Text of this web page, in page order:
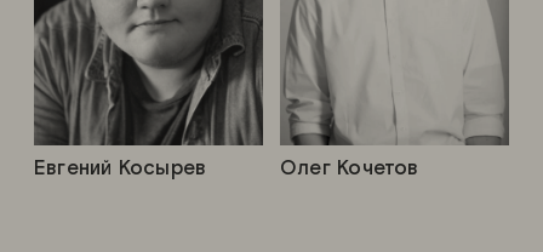
Евгений Косырев Олег Кочетов